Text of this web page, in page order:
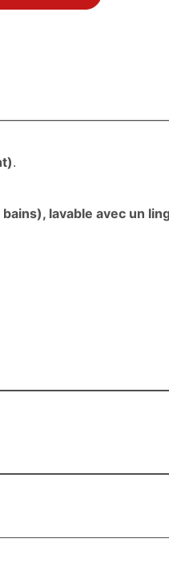
.
lavable avec un